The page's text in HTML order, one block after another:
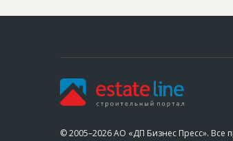
© 2005–2026 АО «ДП Бизнес Пресс». Все